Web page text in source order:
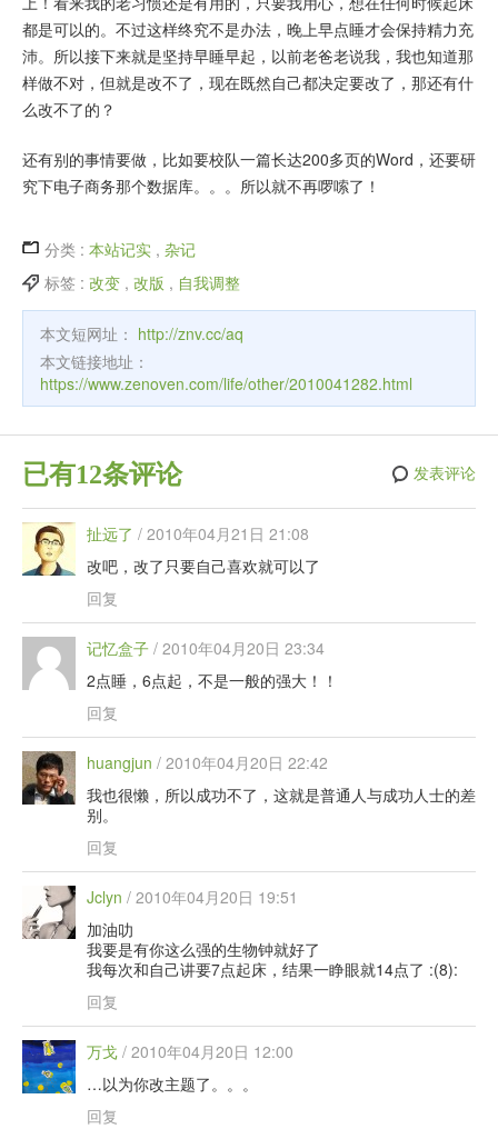
都是可以的。不过这样终究不是办法，晚上早点睡才会保持精力充
沛。所以接下来就是坚持早睡早起，以前老爸老说我，我也知道那
样做不对，但就是改不了，现在既然自己都决定要改了，那还有什
么改不了的？
还有别的事情要做，比如要校队一篇长达200多页的Word，还要研
究下电子商务那个数据库。。。所以就不再啰嗦了！
分类 : 本站记实 , 杂记
标签 : 改变 , 改版 , 自我调整
本文短网址： http://znv.cc/aq
本文链接地址：
https://www.zenoven.com/life/other/2010041282.html
已有12条评论 发表评论
扯远了 / 2010年04月21日 21:08
改吧，改了只要自己喜欢就可以了
回复
记忆盒子 / 2010年04月20日 23:34
2点睡，6点起，不是一般的强大！！
回复
huangjun / 2010年04月20日 22:42
我也很懒，所以成功不了，这就是普通人与成功人士的差
别。
回复
Jclyn / 2010年04月20日 19:51
加油叻
我要是有你这么强的生物钟就好了
我每次和自己讲要7点起床，结果一睁眼就14点了 :(8):
回复
万戈 / 2010年04月20日 12:00
…以为你改主题了。。。
回复